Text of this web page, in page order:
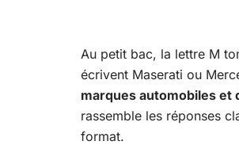
Au petit bac, la lettre M
écrivent Maserati ou
marques automobiles et
rassemble les réponses
format.